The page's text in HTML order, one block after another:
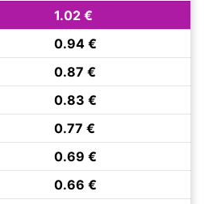
1.02 €
0.94 €
0.87 €
0.83 €
0.77 €
0.69 €
0.66 €